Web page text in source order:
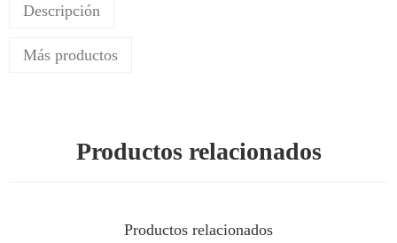
Descripción
Más productos
Productos relacionados
Productos relacionados